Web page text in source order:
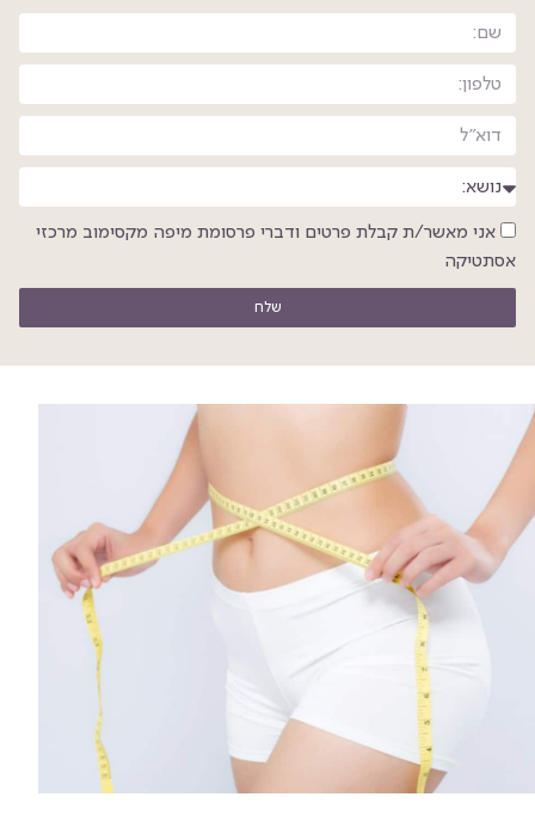
אני מאשר/ת קבלת פרטים ודברי פרסומת מיפה מקסימוב מרכזי
אסתטיקה
שלח